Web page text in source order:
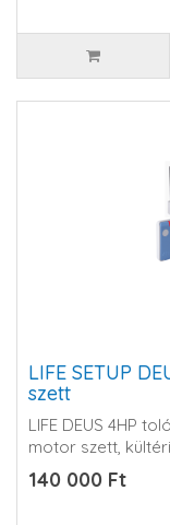
LIFE SETUP
szett
LIFE DEUS 4HP
motor szett,
140 000 Ft